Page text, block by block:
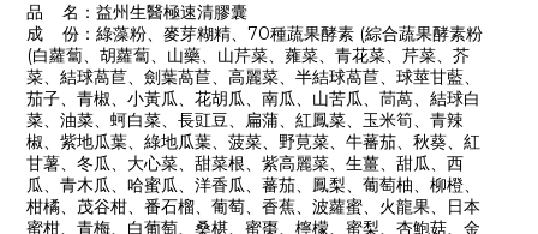
品 名：益州生醫極速清膠囊
成 份：綠藻粉、麥芽糊精、70種蔬果酵素 (綜合蔬果酵素粉
(白蘿蔔、胡蘿蔔、山藥、山芹菜、蕹菜、青花菜、芹菜、芥
菜、結球萵苣、劍葉萵苣、高麗菜、半結球萵苣、球莖甘藍、
茄子、青椒、小黃瓜、花胡瓜、南瓜、山苦瓜、茼萵、結球白
菜、油菜、蚵白菜、長豇豆、扁蒲、紅鳳菜、玉米筍、青辣
椒、紫地瓜葉、綠地瓜葉、菠菜、野莧菜、牛蕃茄、秋葵、紅
甘薯、冬瓜、大心菜、甜菜根、紫高麗菜、生薑、甜瓜、西
瓜、青木瓜、哈蜜瓜、洋香瓜、蕃茄、鳳梨、葡萄柚、柳橙、
柑橘、茂谷柑、番石榴、葡萄、香蕉、波蘿蜜、火龍果、日本
蜜柑、青梅、白葡萄、桑椹、蜜棗、檸檬、蜜梨、杏鮑菇、金